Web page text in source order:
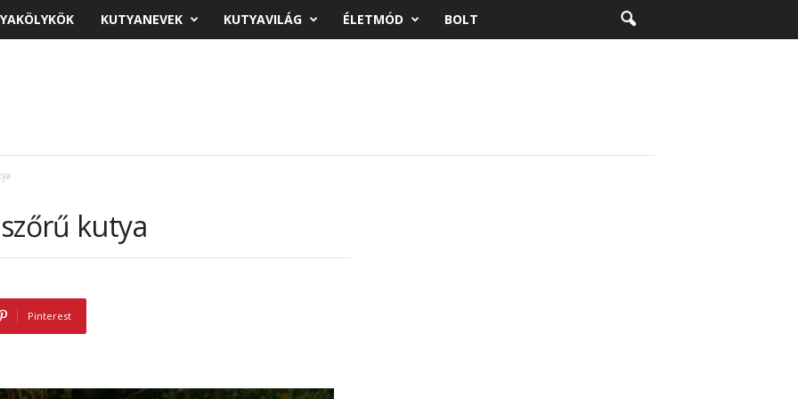
KUTYANEVEK KUTYAVILÁG ÉLETMÓD BOLT
kutya
Pinterest